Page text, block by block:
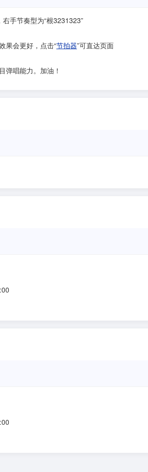
手节奏型为“根3231323”
果会更好，点击“节拍器”可直达页面
弹唱能力。加油！